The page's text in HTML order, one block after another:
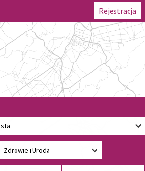
Rejestracja